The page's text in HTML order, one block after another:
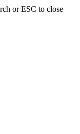
or ESC to close